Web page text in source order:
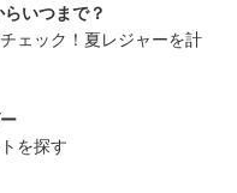
いつまで？
ェック！夏レジャーを計
を探す